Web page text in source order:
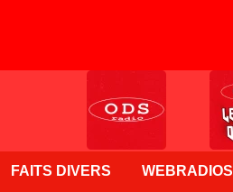
FAITS DIVERS WEBRADIOS